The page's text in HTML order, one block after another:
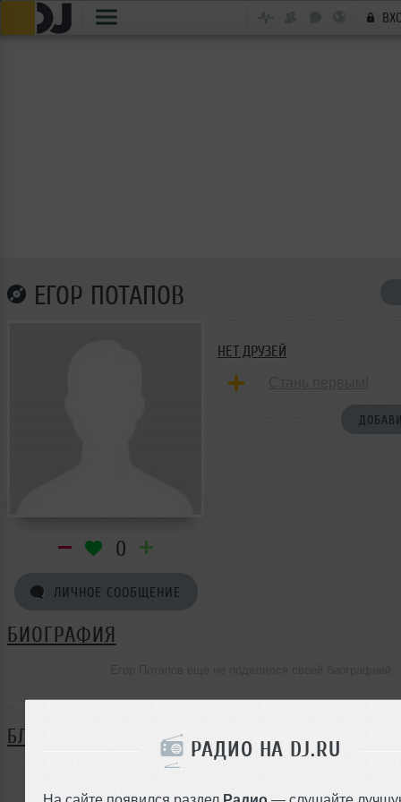
РАДИО НА DJ.RU
На сайте появился раздел Радио — слушайте
ЕГОР ПОТАПОВ
0
ЛИЧНОЕ СООБЩЕНИЕ
НЕТ ДРУЗЕЙ
БИОГРАФИЯ
БЛОГ